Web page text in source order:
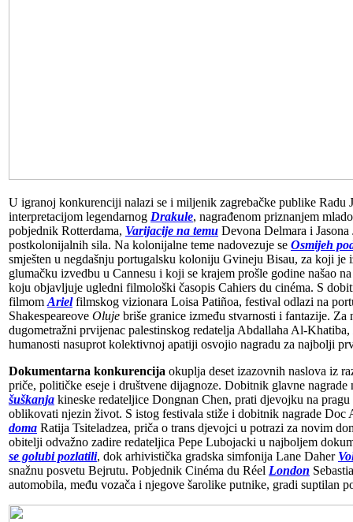
U igranoj konkurenciji nalazi se i miljenik zagrebačke publike Radu
interpretacijom legendarnog Drakule, nagrađenom priznanjem
pobjednik Rotterdama, Varijacije na temu Devona Delmara i
postkolonijalnih sila. Na kolonijalne teme nadovezuje se Osmijeh
smješten u negdašnju portugalsku koloniju Gvineju Bisau, za koji je
glumačku izvedbu u Cannesu i koji se krajem prošle godine našao
koju objavljuje ugledni filmološki časopis Cahiers du cinéma. S
filmom Ariel filmskog vizionara Loisa Patiñoa, festival odlazi na
Shakespeareove Oluje briše granice između stvarnosti i fantazije. Za
dugometražni prvijenac palestinskog redatelja Abdallaha Al-Khatiba,
humanosti nasuprot kolektivnoj apatiji osvojio nagradu za najbolji
Dokumentarna konkurencija okuplja deset izazovnih naslova iz
priče, političke eseje i društvene dijagnoze. Dobitnik glavne
šuškanja kineske redateljice Dongnan Chen, prati djevojku na
oblikovati njezin život. S istog festivala stiže i dobitnik nagrade
doma Ratija Tsiteladzea, priča o trans djevojci u potrazi za novim
obitelji odvažno zadire redateljica Pepe Lubojacki u najboljem
se golubi pozlatili, dok arhivistička gradska simfonija Lane Daher
snažnu posvetu Bejrutu. Pobjednik Cinéma du Réel London
automobila, među vozača i njegove šarolike putnike, gradi suptilan